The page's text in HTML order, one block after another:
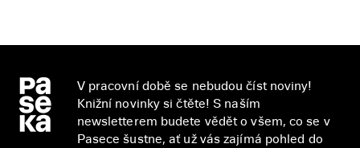
V pracovní době se nebudou číst noviny!
Knižní novinky si čtěte! S naším
newsletterem budete vědět o všem, co se v
Pasece šustne, ať už vás zajímá pohled do